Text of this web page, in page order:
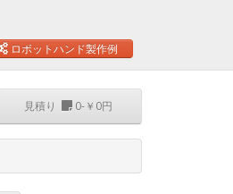
ロボットハンド製作例
見積り 0-￥0円